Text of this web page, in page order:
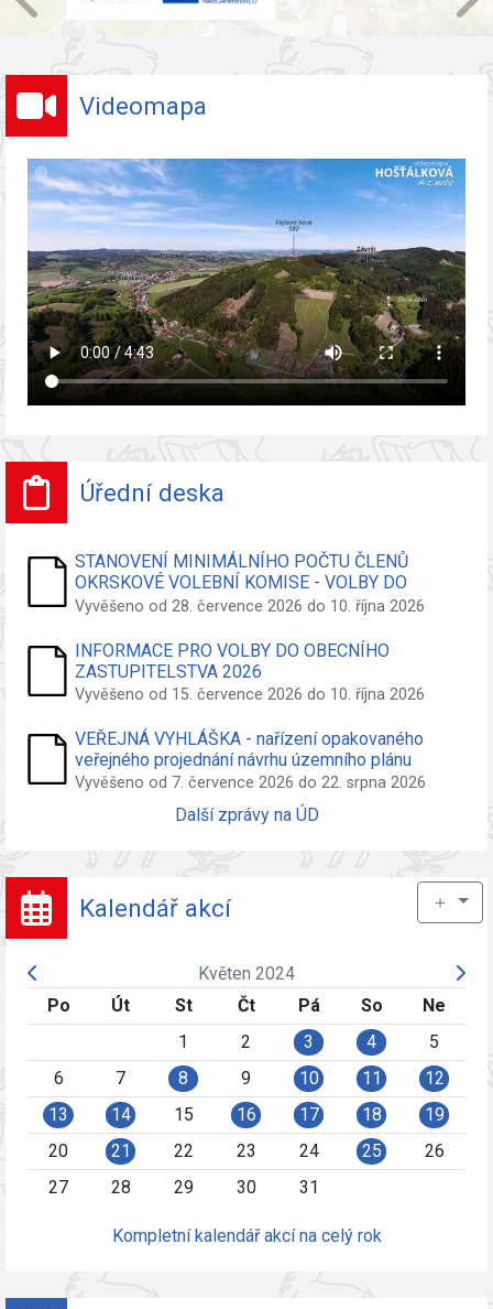
Videomapa
Úřední deska
STANOVENÍ MINIMÁLNÍHO POČTU ČLENŮ
OKRSKOVÉ VOLEBNÍ KOMISE - VOLBY DO
ZASTUPITELSTVA OBCE
Vyvěšeno od 28. července 2026 do 10. října 2026
INFORMACE PRO VOLBY DO OBECNÍHO
ZASTUPITELSTVA 2026
Vyvěšeno od 15. července 2026 do 10. října 2026
VEŘEJNÁ VYHLÁŠKA - nařízení opakovaného
veřejného projednání návrhu územního plánu
Vyvěšeno od 7. července 2026 do 22. srpna 2026
Další zprávy na ÚD
Kalendář akcí ＋
Květen 2024
Po
Út St Čt Pá So
Ne
1
2 3 4
5
6
7 8 9 10 11
12
13
14 15 16 17 18
19
20
21 22 23 24 25
26
27
28 29 30 31
Kompletní kalendář akcí na celý rok